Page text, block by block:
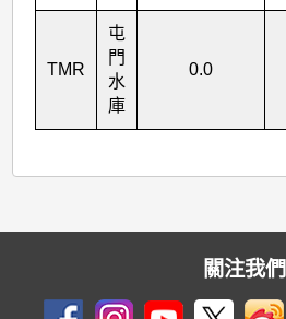
TMR
屯
門
水
庫
0.0
關注我們